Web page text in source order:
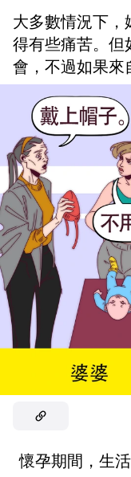
大多數情況下，
得有些痛苦。但
會，不過如果來
懷孕期間，生